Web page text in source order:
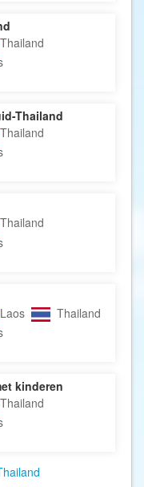
Thailand
Thailand
Thailand
Thailand
Laos
Thailand
kinderen
Thailand